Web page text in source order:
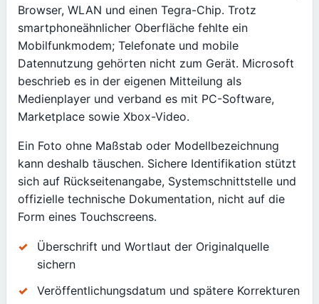
Browser, WLAN und einen Tegra-Chip. Trotz
smartphoneähnlicher Oberfläche fehlte ein
Mobilfunkmodem; Telefonate und mobile
Datennutzung gehörten nicht zum Gerät. Microsoft
beschrieb es in der eigenen Mitteilung als
Medienplayer und verband es mit PC-Software,
Marketplace sowie Xbox-Video.
Ein Foto ohne Maßstab oder Modellbezeichnung
kann deshalb täuschen. Sichere Identifikation stützt
sich auf Rückseitenangabe, Systemschnittstelle und
offizielle technische Dokumentation, nicht auf die
Form eines Touchscreens.
Überschrift und Wortlaut der Originalquelle
sichern
Veröffentlichungsdatum und spätere Korrekturen